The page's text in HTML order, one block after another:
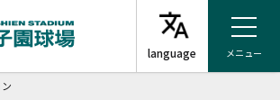
メニュー